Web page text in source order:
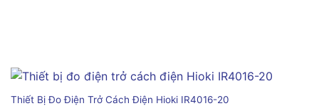
Thiết Bị Đo Điện Trở Cách Điện Hioki IR4016-20